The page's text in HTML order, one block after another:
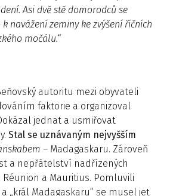
Asi dvě stě domorodců se
navážení zeminy ke zvýšení říčních
močálu.“
autoritu mezi obyvateli
faktorie a organizoval
jednat a usmiřovat
Stal se uznávaným nejvyšším
– Madagaskaru. Zároveň
a nepřátelství nadřízených
a Mauritius. Pomluvili
„král Madagaskaru“ se musel jet